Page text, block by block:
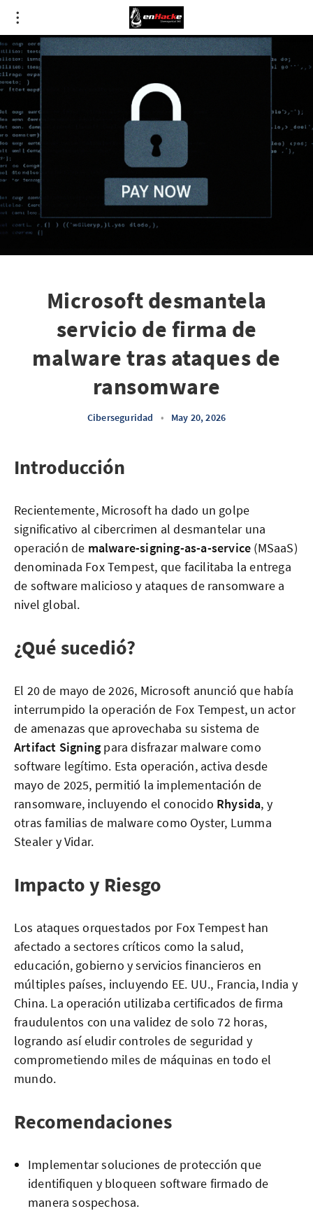
Microsoft desmantela
servicio de firma de
malware tras ataques de
ransomware
Ciberseguridad • May 20, 2026
Introducción
Recientemente, Microsoft ha dado un golpe
significativo al cibercrimen al desmantelar una
operación de malware-signing-as-a-service (MSaaS)
denominada Fox Tempest, que facilitaba la entrega
de software malicioso y ataques de ransomware a
nivel global.
¿Qué sucedió?
El 20 de mayo de 2026, Microsoft anunció que había
interrumpido la operación de Fox Tempest, un actor
de amenazas que aprovechaba su sistema de
Artifact Signing para disfrazar malware como
software legítimo. Esta operación, activa desde
mayo de 2025, permitió la implementación de
ransomware, incluyendo el conocido Rhysida, y
otras familias de malware como Oyster, Lumma
Stealer y Vidar.
Impacto y Riesgo
Los ataques orquestados por Fox Tempest han
afectado a sectores críticos como la salud,
educación, gobierno y servicios financieros en
múltiples países, incluyendo EE. UU., Francia, India y
China. La operación utilizaba certificados de firma
fraudulentos con una validez de solo 72 horas,
logrando así eludir controles de seguridad y
comprometiendo miles de máquinas en todo el
mundo.
Recomendaciones
Implementar soluciones de protección que
identifiquen y bloqueen software firmado de
manera sospechosa.